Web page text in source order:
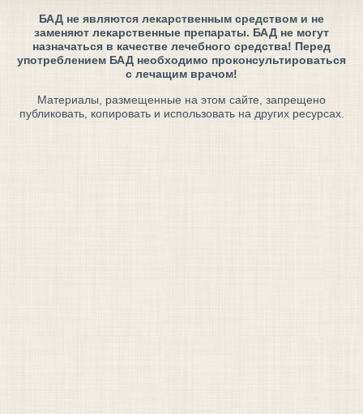
БАД не являются лекарственным средством и не
заменяют лекарственные препараты. БАД не могут
назначаться в качестве лечебного средства! Перед
употреблением БАД необходимо проконсультироваться
с лечащим врачом!
Материалы, размещенные на этом сайте, запрещено
публиковать, копировать и использовать на других ресурсах.